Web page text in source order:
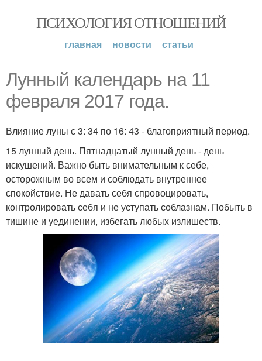
ПСИХОЛОГИЯ ОТНОШЕНИЙ
главная новости статьи
Лунный календарь на 11
февраля 2017 года.
Влияние луны с 3: 34 по 16: 43 - благоприятный период.
15 лунный день. Пятнадцатый лунный день - день
искушений. Важно быть внимательным к себе,
осторожным во всем и соблюдать внутреннее
спокойствие. Не давать себя спровоцировать,
контролировать себя и не уступать соблазнам. Побыть в
тишине и уединении, избегать любых излишеств.